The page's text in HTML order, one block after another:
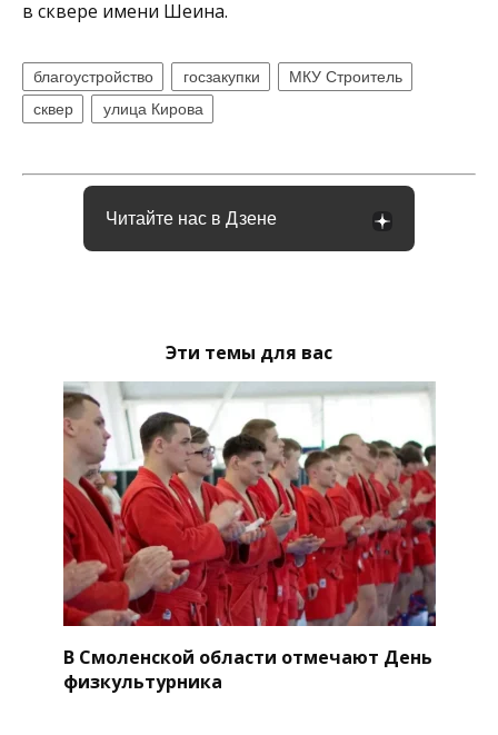
в сквере имени Шеина.
благоустройство госзакупки
МКУ Строитель
сквер
улица Кирова
Читайте нас в Дзене
Эти темы для вас
В Смоленской области отмечают День
физкультурника